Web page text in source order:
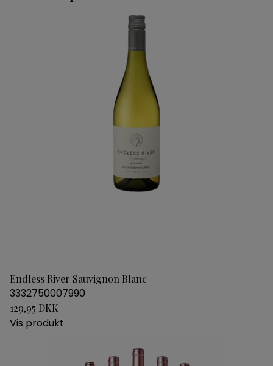
Endless River Sauvignon Blanc
3332750007990
129,95 DKK
Vis produkt